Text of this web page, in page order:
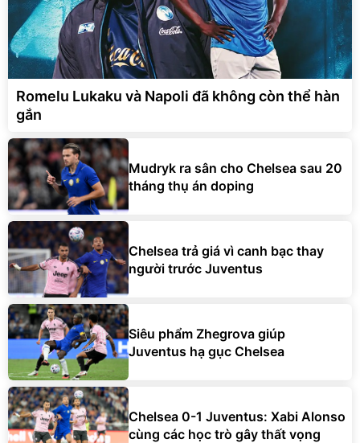
Romelu Lukaku và Napoli đã không còn thể hàn
gắn
Mudryk ra sân cho Chelsea sau 20
tháng thụ án doping
Chelsea trả giá vì canh bạc thay
người trước Juventus
Siêu phẩm Zhegrova giúp
Juventus hạ gục Chelsea
Chelsea 0-1 Juventus: Xabi Alonso
cùng các học trò gây thất vọng